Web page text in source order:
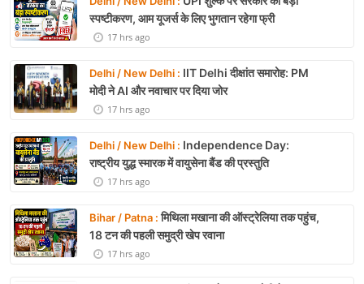
स्पष्टीकरण, आम यूजर्स के लिए भुगतान रहेगा फ्री
17 hrs ago
Delhi / New Delhi : IIT Delhi दीक्षांत समारोह: PM
मोदी ने AI और नवाचार पर दिया जोर
17 hrs ago
Delhi / New Delhi : Independence Day:
राष्ट्रीय युद्ध स्मारक में वायुसेना बैंड की प्रस्तुति
17 hrs ago
Bihar / Patna :मिथिला मखाना की ऑस्ट्रेलिया तक पहुंच,
18 टन की पहली समुद्री खेप रवाना
17 hrs ago